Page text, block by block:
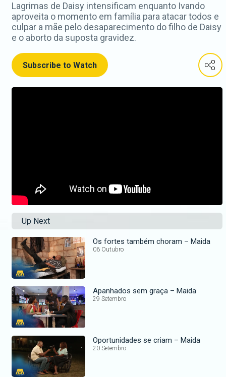
Lagrimas de Daisy intensificam enquanto Ivando
aproveita o momento em família para atacar todos e
culpar a mãe pelo desaparecimento do filho de Daisy
e o aborto da suposta gravidez.
Subscribe to Watch
Up Next
Os fortes também choram – Maida
06 Outubro
Apanhados sem graça – Maida
29 Setembro
Oportunidades se criam – Maida
20 Setembro